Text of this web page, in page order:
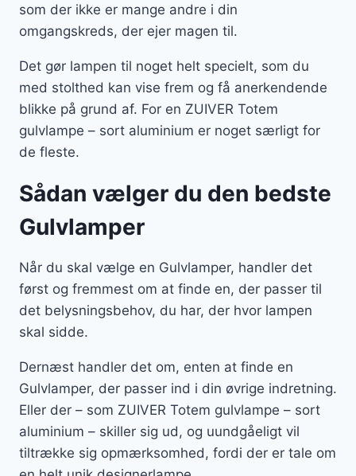
som der ikke er mange andre i din
omgangskreds, der ejer magen til.
Det gør lampen til noget helt specielt, som du
med stolthed kan vise frem og få anerkendende
blikke på grund af. For en ZUIVER Totem
gulvlampe – sort aluminium er noget særligt for
de fleste.
Sådan vælger du den bedste
Gulvlamper
Når du skal vælge en Gulvlamper, handler det
først og fremmest om at finde en, der passer til
det belysningsbehov, du har, der hvor lampen
skal sidde.
Dernæst handler det om, enten at finde en
Gulvlamper, der passer ind i din øvrige indretning.
Eller der – som ZUIVER Totem gulvlampe – sort
aluminium – skiller sig ud, og uundgåeligt vil
tiltrække sig opmærksomhed, fordi der er tale om